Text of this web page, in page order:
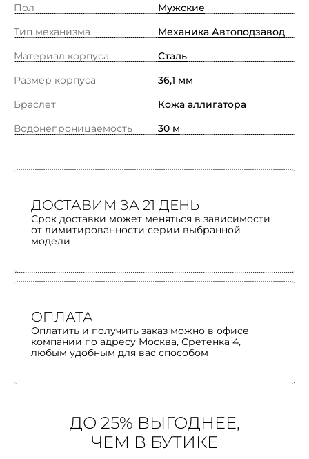
Пол
Мужские
Тип механизма
Механика Автоподзавод
Материал корпуса
Сталь
Размер корпуса
36,1 мм
Браслет
Кожа аллигатора
Водонепроницаемость
30 м
ДОСТАВИМ ЗА 21 ДЕНЬ
Срок доставки может меняться в зависимости
от лимитированности серии выбранной
модели
ОПЛАТА
Оплатить и получить заказ можно в офисе
компании по адресу Москва, Сретенка 4,
любым удобным для вас способом
ДО 25% ВЫГОДНЕЕ,
ЧЕМ В БУТИКЕ